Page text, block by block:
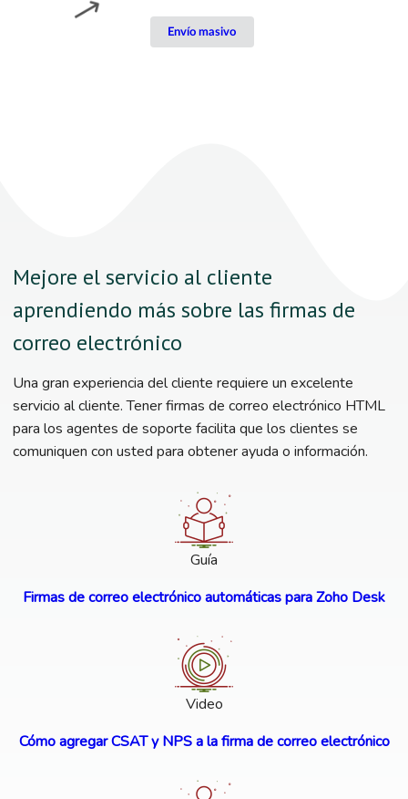
Envío masivo
Mejore el servicio al cliente
aprendiendo más sobre las firmas de
correo electrónico
Una gran experiencia del cliente requiere un excelente
servicio al cliente. Tener firmas de correo electrónico HTML
para los agentes de soporte facilita que los clientes se
comuniquen con usted para obtener ayuda o información.
Guía
Firmas de correo electrónico automáticas para Zoho Desk
Video
Cómo agregar CSAT y NPS a la firma de correo electrónico